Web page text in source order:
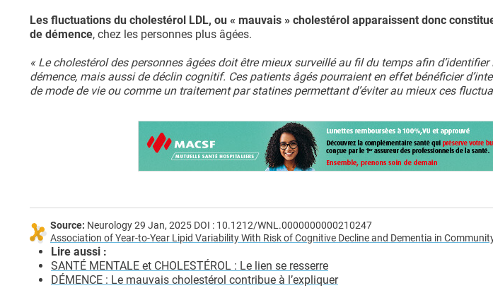
Les fluctuations du cholestérol LDL, ou « mauvais » cholestérol apparaissent donc
de démence, chez les personnes plus âgées.
« Le cholestérol des personnes âgées doit être mieux surveillé au fil du temps afin
démence, mais aussi de déclin cognitif. Ces patients âgés pourraient en effet bénéficier
de mode de vie ou comme un traitement par statines permettant d’éviter au mieux ces
Source: Neurology 29 Jan, 2025 DOI : 10.1212/WNL.0000000000210247
Association of Year-to-Year Lipid Variability With Risk of Cognitive Decline and Dementia in
Lire aussi :
SANTÉ MENTALE et CHOLESTÉROL : Le lien se resserre
DÉMENCE : Le mauvais cholestérol contribue à l’expliquer